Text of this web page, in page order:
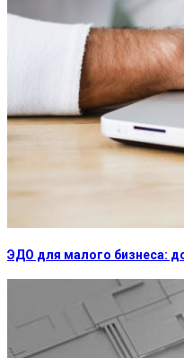
ЭДО для малого бизнеса: